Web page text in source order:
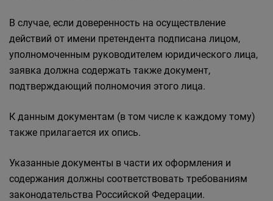
В случае, если доверенность на осуществление
действий от имени претендента подписана лицом,
уполномоченным руководителем юридического лица,
заявка должна содержать также документ,
подтверждающий полномочия этого лица.
К данным документам (в том числе к каждому тому)
также прилагается их опись.
Указанные документы в части их оформления и
содержания должны соответствовать требованиям
законодательства Российской Федерации.